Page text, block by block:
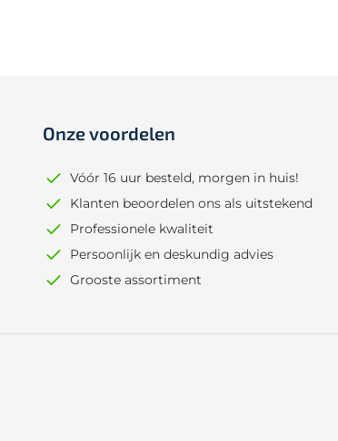
Onze voordelen
Vóór 16 uur besteld, morgen in huis!
Klanten beoordelen ons als uitstekend
Professionele kwaliteit
Persoonlijk en deskundig advies
Grooste assortiment